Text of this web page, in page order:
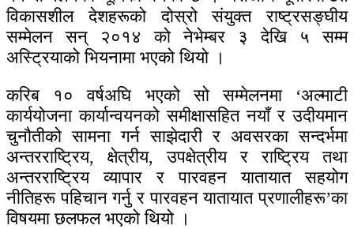
विकासशील देशहरूको दोस्रो संयुक्त राष्ट्रसङ्घीय
सम्मेलन सन् २०१४ को नेभेम्बर ३ देखि ५ सम्म
अस्ट्रियाको भियनामा भएको थियो ।
करिब १० वर्षअघि भएको सो सम्मेलनमा ‘अल्माटी
कार्ययोजना कार्यान्वयनको समीक्षासहित नयाँ र उदीयमान
चुनौतीको सामना गर्न साझेदारी र अवसरका सन्दर्भमा
अन्तरराष्ट्रिय, क्षेत्रीय, उपक्षेत्रीय र राष्ट्रिय तथा
अन्तरराष्ट्रिय व्यापार र पारवहन यातायात सहयोग
नीतिहरू पहिचान गर्नु र पारवहन यातायात प्रणालीहरू’का
विषयमा छलफल भएको थियो ।